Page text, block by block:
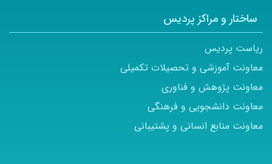
ساختار و مراکز پردیس
ریاست پردیس
معاونت آموزشی و تحصیلات تکمیلی
معاونت پژوهش و فناوری
معاونت دانشجویی و فرهنگی
معاونت منابع انسانی و پشتیبانی